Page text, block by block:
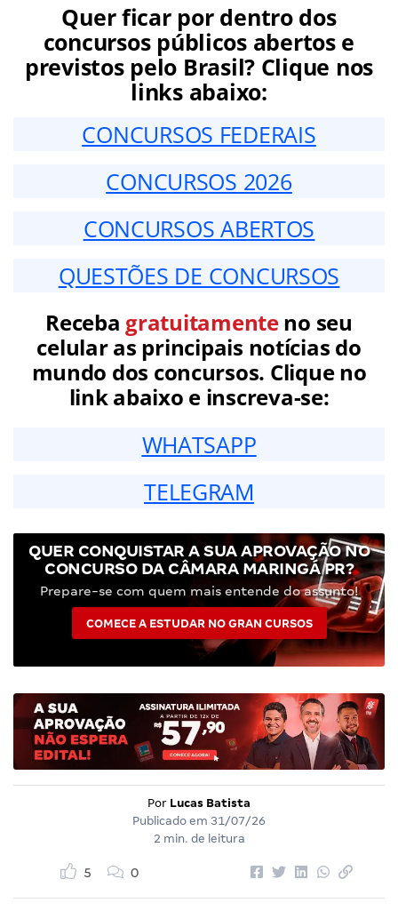
Quer ficar por dentro dos
concursos públicos abertos e
previstos pelo Brasil? Clique nos
links abaixo:
CONCURSOS FEDERAIS
CONCURSOS 2026
CONCURSOS ABERTOS
QUESTÕES DE CONCURSOS
Receba gratuitamenteno seu
celular as principais notícias do
mundo dos concursos. Clique no
link abaixo e inscreva-se:
WHATSAPP
TELEGRAM
QUER CONQUISTAR A SUA APROVAÇÃO NO
CONCURSO DA CÂMARA MARINGÁ PR?
Prepare-se com quem mais entende do assunto!
COMECE A ESTUDAR NO GRAN CURSOS
Por Lucas Batista
Publicado em 31/07/26
2 min. de leitura
5 0